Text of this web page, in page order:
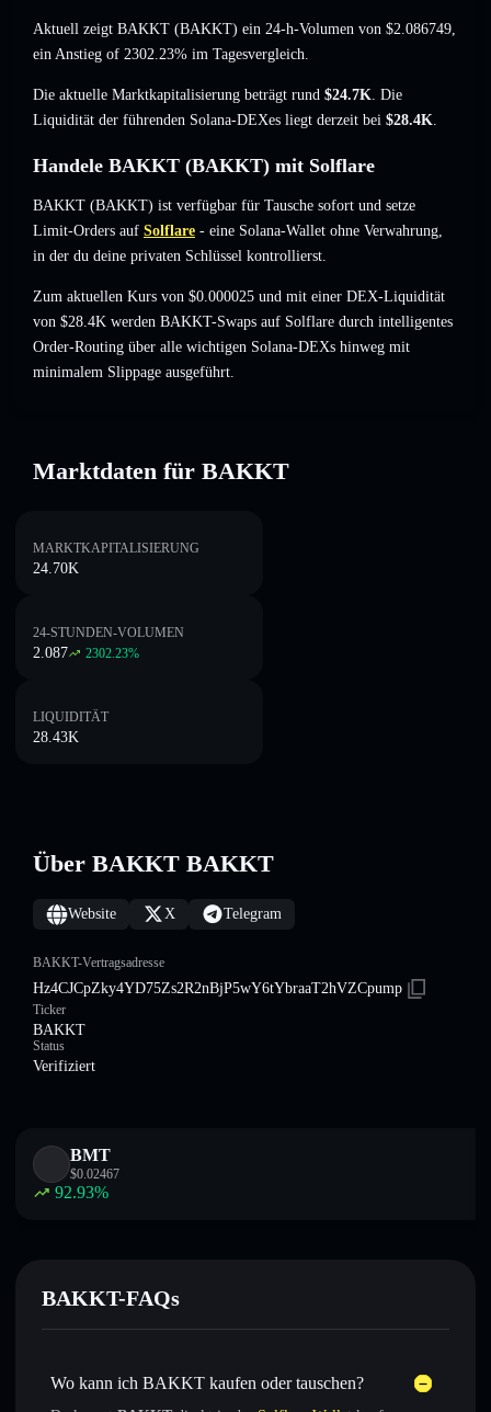
Aktuell zeigt BAKKT (BAKKT) ein 24-h-Volumen von $2.086749,
ein Anstieg of 2302.23% im Tagesvergleich.
Die aktuelle Marktkapitalisierung beträgt rund $24.7K. Die
Liquidität der führenden Solana-DEXes liegt derzeit bei $28.4K.
Handele BAKKT (BAKKT) mit Solflare
BAKKT (BAKKT) ist verfügbar für Tausche sofort und setze
Limit-Orders auf Solflare - eine Solana-Wallet ohne Verwahrung,
in der du deine privaten Schlüssel kontrollierst.
Zum aktuellen Kurs von $0.000025 und mit einer DEX-Liquidität
von $28.4K werden BAKKT-Swaps auf Solflare durch intelligentes
Order-Routing über alle wichtigen Solana-DEXs hinweg mit
minimalem Slippage ausgeführt.
Marktdaten für BAKKT
MARKTKAPITALISIERUNG
24.70K
24-STUNDEN-VOLUMEN
2.087 2302.23%
LIQUIDITÄT
28.43K
Über BAKKT BAKKT
Website X Telegram
BAKKT-Vertragsadresse
Hz4CJCpZky4YD75Zs2R2nBjP5wY6tYbraaT2hVZCpump
Ticker
BAKKT
Status
Verifiziert
BMT
$0.02467
92.93%
BAKKT-FAQs
Wo kann ich BAKKT kaufen oder tauschen?